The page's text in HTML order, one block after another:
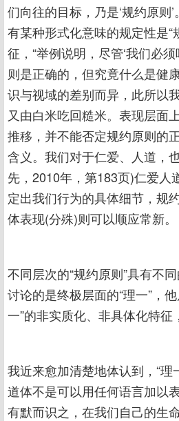
们向往的目标，乃是‘规约原则
有某种形式化意味的规定性是“
征，“举例说明，尽管‘我们必
则是正确的，但究竟什么是健
识与视域的差别而异，此所以
又由白米吃回糙米。表现层面
推移，并不能否定规约原则的
含义。我们对于仁爱、人道，
先，2010年，第183页)仁爱人
定出我们行为的具体细节，规
体表现(分殊)则可以顺应常新。
不同层次的“规约原则”具有不
讨论的是终极层面的“理一”，
一”的非实质化、非具体化特征
我近来愈加清楚地体认到，“理
道体不是可以用任何语言加以
有默而识之，在我们自己的生